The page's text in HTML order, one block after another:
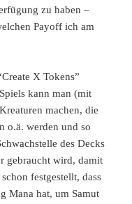
zu haben –
Payoff ich am
X Tokens”
kann man (mit
machen, die
o.ä. werden und so
des Decks
gebraucht wird, damit
festgestellt, dass
Mana hat, um Samut